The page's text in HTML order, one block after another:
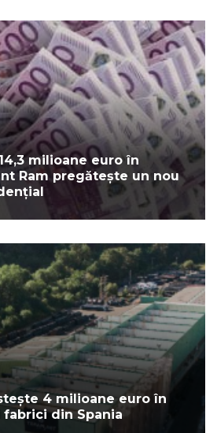
milioane euro în
Ram pregătește un nou
4 milioane euro în
din Spania